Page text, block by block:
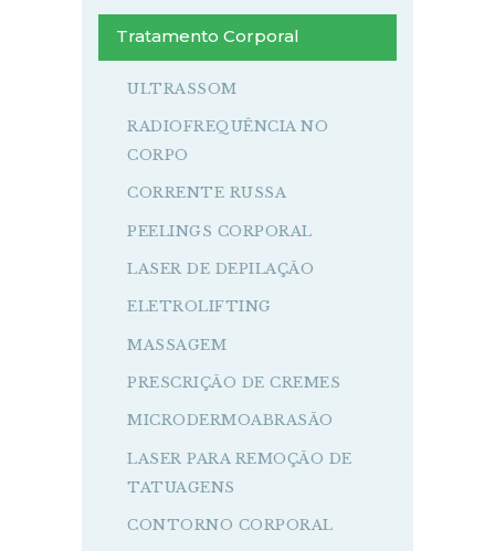
Tratamento Corporal
ULTRASSOM
RADIOFREQUÊNCIA NO
CORPO
CORRENTE RUSSA
PEELINGS CORPORAL
LASER DE DEPILAÇÃO
ELETROLIFTING
MASSAGEM
PRESCRIÇÃO DE CREMES
MICRODERMOABRASÃO
LASER PARA REMOÇÃO DE
TATUAGENS
CONTORNO CORPORAL